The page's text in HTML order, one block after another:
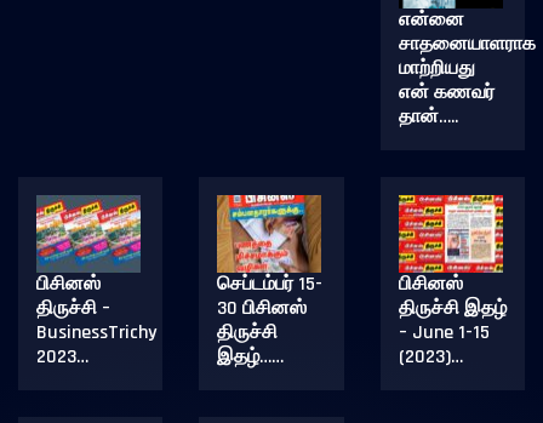
என்னை
சாதனையாளராக
மாற்றியது
என் கணவர்
தான்…..
பிசினஸ்
திருச்சி –
BusinessTrichy
2023…
செப்டம்பர் 15-
30 பிசினஸ்
திருச்சி
இதழ்……
பிசினஸ்
திருச்சி இதழ்
– June 1-15
(2023)…